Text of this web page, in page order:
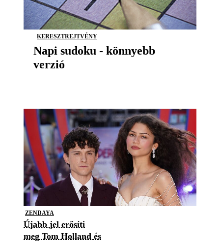
KERESZTREJTVÉNY
Napi sudoku - könnyebb
verzió
ZENDAYA
Újabb jel erősíti
meg Tom Holland és